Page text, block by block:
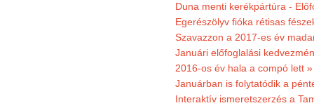
Duna menti kerékpártúra -
Egerészölyv fióka rétisas
Szavazzon a 2017-es év
Januári előfoglalási
2016-os év hala a compó lett »
Januárban is folytatódik a
Interaktív ismeretszerzés a